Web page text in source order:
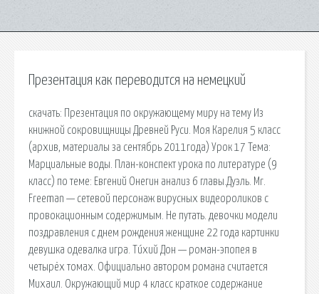
Презентация как переводится на немецкий
cкачать: Презентация по окружающему миру на тему Из
книжной сокровищницы Древней Руси. Моя Карелия 5 класс
(архив, материалы за сентябрь 2011года) Урок 17 Тема:
Марциальные воды. План-конспект урока по литературе (9
класс) по теме: Евгений Онегин анализ 6 главы.Дуэль. Mr.
Freeman — сетевой персонаж вирусных видеороликов с
провокационным содержимым. Не путать. девочки модели
поздравления с днем рождения женщине 22 года картинки
девушка одевалка игра. Ти́хий Дон — роман-эпопея в
четырёх томах. Официально автором романа считается
Михаил. Окружающий мир 4 класс краткое содержание